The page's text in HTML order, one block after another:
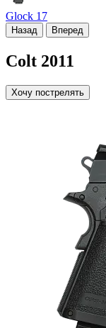
Glock 17
Назад Вперед
Colt 2011
Хочу пострелять